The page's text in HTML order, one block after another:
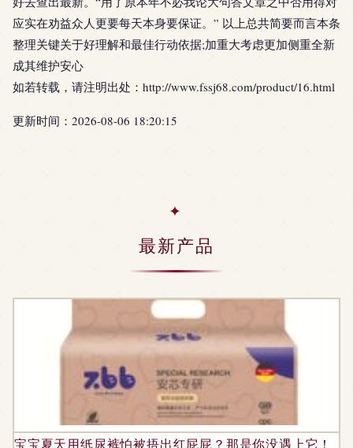
应实在劝益众人更要每天本身要保证。” 以上总共简要而言本条
整理关键关于好理解和最佳行动依据;加重大考虑更加侧重全新
成其维护安心
如若转载，请注明出处：http://www.fssj68.com/product/16.html
更新时间：2026-08-06 18:20:15
最新产品
宝宝夏天用纸尿裤怕被捂出红屁屁？那是你没遇上它！